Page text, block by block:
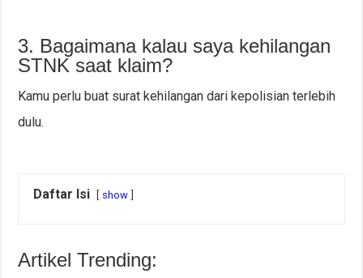
3. Bagaimana kalau saya kehilangan
STNK saat klaim?
Kamu perlu buat surat kehilangan dari kepolisian terlebih
dulu.
Daftar Isi show
Artikel Trending: